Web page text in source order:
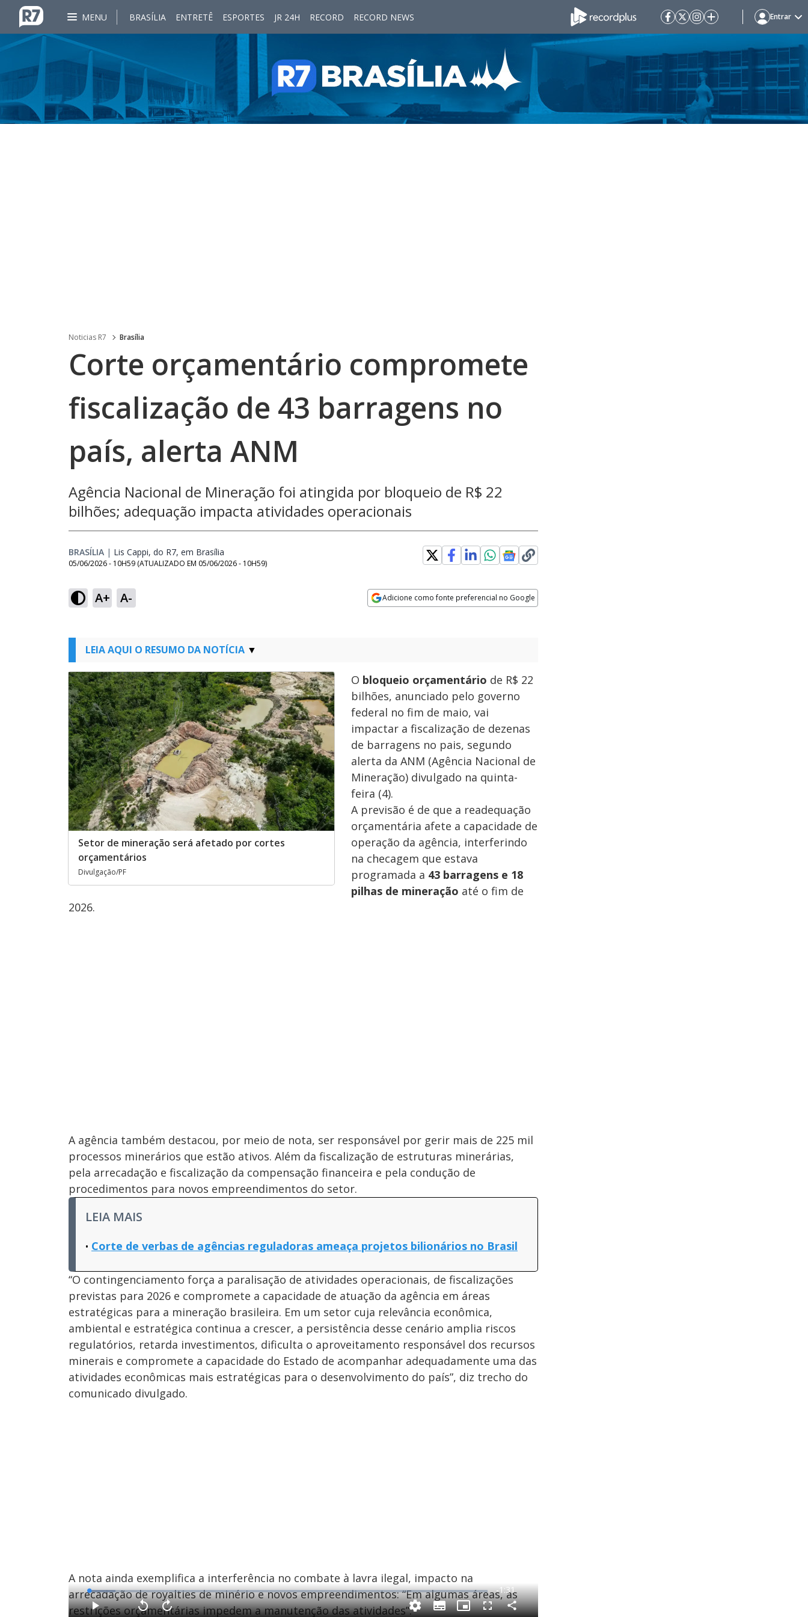
MENU BRASÍLIA ENTRETÊ ESPORTES JR 24H RECORD RECORD NEWS Entrar
Noticias R7 Brasília
Corte orçamentário compromete
fiscalização de 43 barragens no
país, alerta ANM
Agência Nacional de Mineração foi atingida por bloqueio de R$ 22
bilhões; adequação impacta atividades operacionais
BRASÍLIA | Lis Cappi, do R7, em Brasília
05/06/2026 - 10H59 (ATUALIZADO EM 05/06/2026 - 10H59)
A+ A- Adicione como fonte preferencial no Google
LEIA AQUI O RESUMO DA NOTÍCIA
Setor de mineração será afetado por cortes
orçamentários
Divulgação/PF
O bloqueio orçamentário de R$ 22
bilhões, anunciado pelo governo
federal no fim de maio, vai
impactar a fiscalização de dezenas
de barragens no pais, segundo
alerta da ANM (Agência Nacional de
Mineração) divulgado na quinta-
feira (4).
A previsão é de que a readequação
orçamentária afete a capacidade de
operação da agência, interferindo
na checagem que estava
programada a 43 barragens e 18
pilhas de mineração até o fim de
2026.
A agência também destacou, por meio de nota, ser responsável por gerir mais de 225 mil
processos minerários que estão ativos. Além da fiscalização de estruturas minerárias,
pela arrecadação e fiscalização da compensação financeira e pela condução de
procedimentos para novos empreendimentos do setor.
LEIA MAIS
Corte de verbas de agências reguladoras ameaça projetos bilionários no Brasil
“O contingenciamento força a paralisação de atividades operacionais, de fiscalizações
previstas para 2026 e compromete a capacidade de atuação da agência em áreas
estratégicas para a mineração brasileira. Em um setor cuja relevância econômica,
ambiental e estratégica continua a crescer, a persistência desse cenário amplia riscos
regulatórios, retarda investimentos, dificulta o aproveitamento responsável dos recursos
minerais e compromete a capacidade do Estado de acompanhar adequadamente uma das
atividades econômicas mais estratégicas para o desenvolvimento do país”, diz trecho do
comunicado divulgado.
A nota ainda exemplifica a interferência no combate à lavra ilegal, impacto na
arrecadação de royalties de minério e novos empreendimentos: “Em algumas áreas, as
restrições orçamentárias impedem a manutenção das atividades”.
L
o
a
d
R
e
-1:31
C